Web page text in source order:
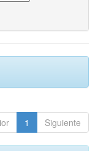
1 Siguiente